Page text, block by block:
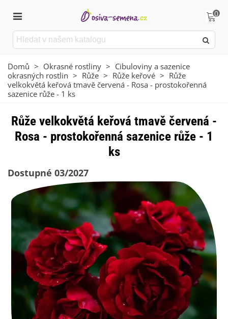
0
Domů > Okrasné rostliny > Cibuloviny a sazenice
okrasných rostlin > Růže > Růže keřové > Růže
velkokvětá keřová tmavě červená - Rosa - prostokořenná
sazenice růže - 1 ks
Růže velkokvětá keřová tmavě červená -
Rosa - prostokořenná sazenice růže - 1
ks
Dostupné 03/2027